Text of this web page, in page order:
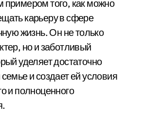
примером того, как можно
карьеру в сфере
жизнь. Он не только
но и заботливый
уделяет достаточно
и создает ей условия
и полноценного